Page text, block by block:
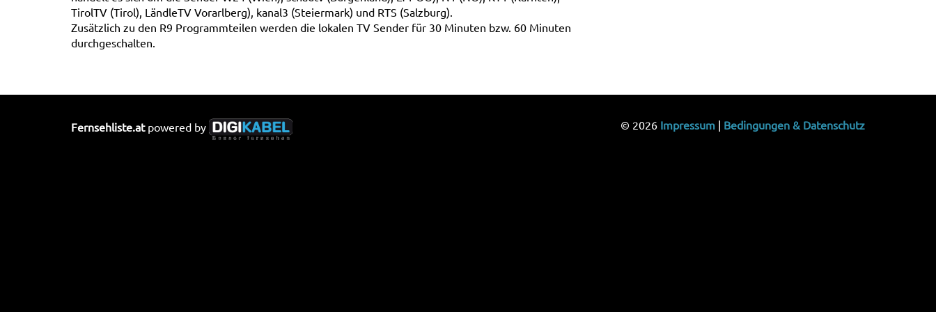
TirolTV (Tirol), LändleTV Vorarlberg), kanal3 (Steiermark) und RTS (Salzburg).
Zusätzlich zu den R9 Programmteilen werden die lokalen TV Sender für 30 Minuten bzw. 60 Minuten
durchgeschalten.
Fernsehliste.atpowered by © 2026 Impressum | Bedingungen & Datenschutz